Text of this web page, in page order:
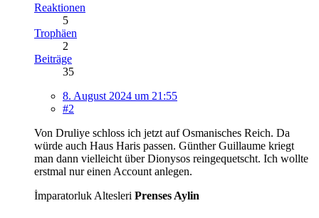
Reaktionen
5
Trophäen
2
Beiträge
35
8. August 2024 um 21:55
#2
Von Druliye schloss ich jetzt auf Osmanisches Reich. Da
würde auch Haus Haris passen. Günther Guillaume kriegt
man dann vielleicht über Dionysos reingequetscht. Ich wollte
erstmal nur einen Account anlegen.
İmparatorluk Altesleri Prenses Aylin